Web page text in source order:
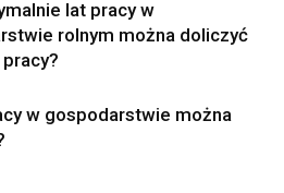
lat pracy w
rolnym można doliczyć
w gospodarstwie można